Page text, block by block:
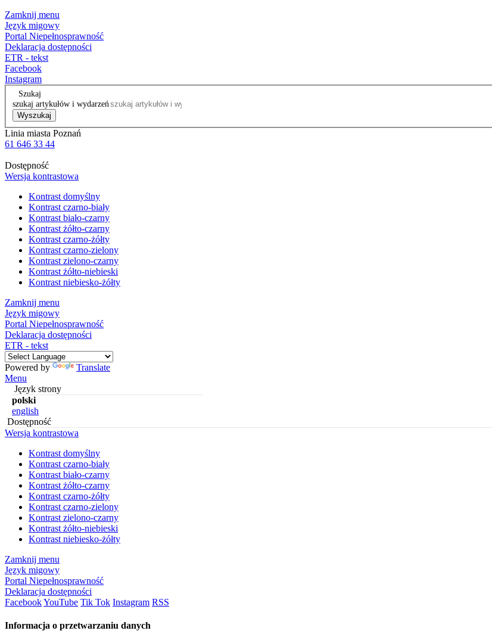
Zamknij menu
Język migowy
Portal Niepełnosprawność
Deklaracja dostępności
ETR - tekst
Facebook
Instagram
Szukaj
szukaj artykułów i wydarzeń
Wyszukaj
Linia miasta Poznań
61 646 33 44
Dostępność
Wersja kontrastowa
Kontrast domyślny
Kontrast czarno-biały
Kontrast biało-czarny
Kontrast żółto-czarny
Kontrast czarno-żółty
Kontrast czarno-zielony
Kontrast zielono-czarny
Kontrast żółto-niebieski
Kontrast niebiesko-żółty
Zamknij menu
Język migowy
Portal Niepełnosprawność
Deklaracja dostępności
ETR - tekst
Powered by
Translate
Menu
Język strony
polski
english
Dostępność
Wersja kontrastowa
Kontrast domyślny
Kontrast czarno-biały
Kontrast biało-czarny
Kontrast żółto-czarny
Kontrast czarno-żółty
Kontrast czarno-zielony
Kontrast zielono-czarny
Kontrast żółto-niebieski
Kontrast niebiesko-żółty
Zamknij menu
Język migowy
Portal Niepełnosprawność
Deklaracja dostępności
FacebookYouTube Tik Tok Instagram RSS
Informacja o przetwarzaniu danych